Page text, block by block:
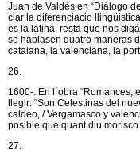
Juan de Valdés en “Diálogo
clar la diferenciacio
es la latina, resta que nos
se hablasen quatro maneras
catalana, la valenciana, la
26.
1600-. En l´obra “Romances,
llegir: “Son Celestinas del
caldeo, / Vergamasco y
posible que quant diu
27.